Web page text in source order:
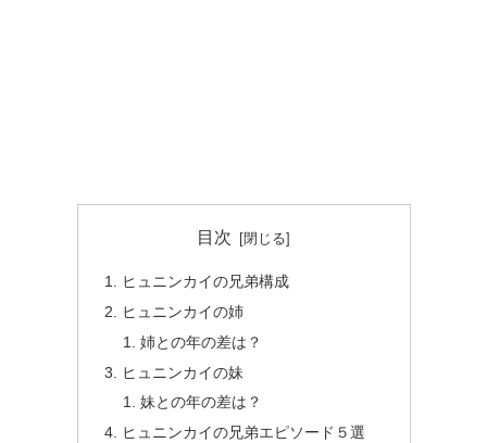
目次
ヒュニンカイの兄弟構成
ヒュニンカイの姉
姉との年の差は？
ヒュニンカイの妹
妹との年の差は？
ヒュニンカイの兄弟エピソード５選